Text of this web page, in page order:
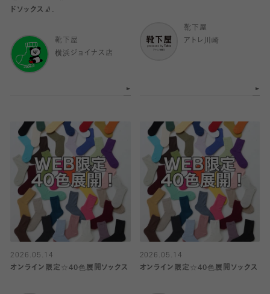
ドソックス🧦.
靴下屋
横浜ジョイナス店
靴下屋
アトレ川崎
2026.05.14
オンライン限定☆40色展開ソックス
2026.05.14
オンライン限定☆40色展開ソックス